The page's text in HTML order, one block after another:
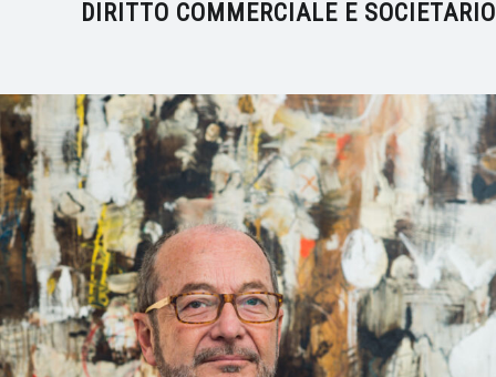
DIRITTO COMMERCIALE E SOCIETARIO